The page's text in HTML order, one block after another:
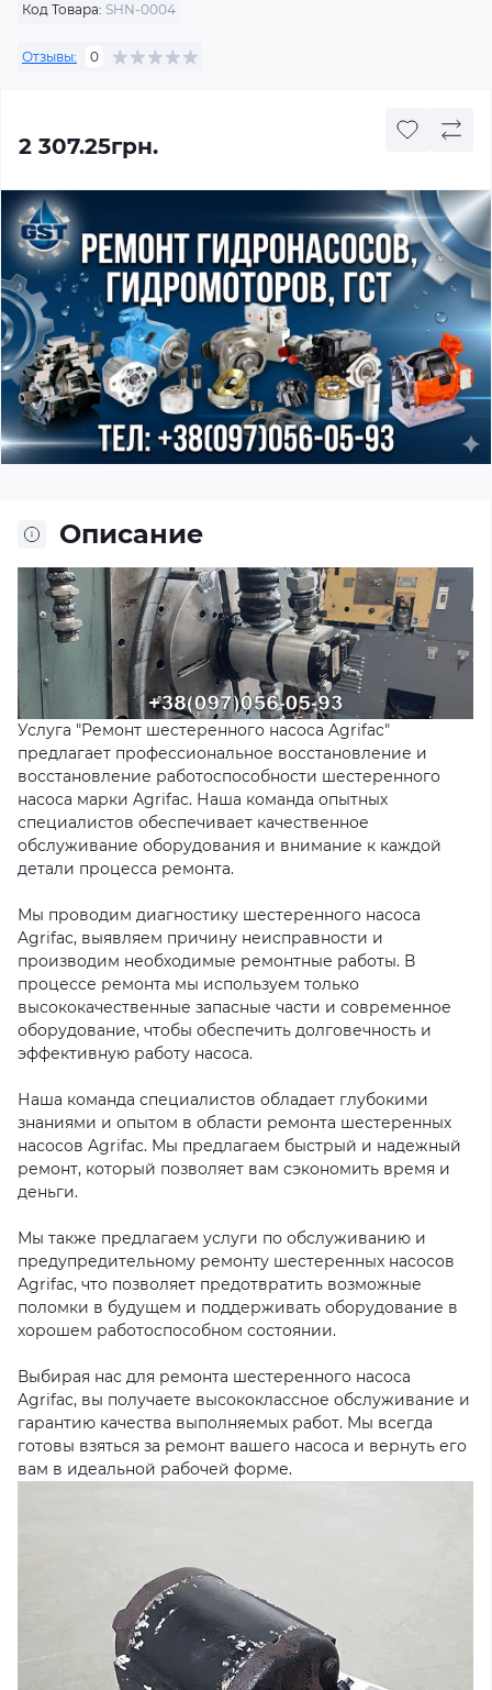
Код Товара: SHN-0004
Отзывы: 0
2 307.25грн.
Описание
Услуга "Ремонт шестеренного насоса Agrifac"
предлагает профессиональное восстановление и
восстановление работоспособности шестеренного
насоса марки Agrifac. Наша команда опытных
специалистов обеспечивает качественное
обслуживание оборудования и внимание к каждой
детали процесса ремонта.
Мы проводим диагностику шестеренного насоса
Agrifac, выявляем причину неисправности и
производим необходимые ремонтные работы. В
процессе ремонта мы используем только
высококачественные запасные части и современное
оборудование, чтобы обеспечить долговечность и
эффективную работу насоса.
Наша команда специалистов обладает глубокими
знаниями и опытом в области ремонта шестеренных
насосов Agrifac. Мы предлагаем быстрый и надежный
ремонт, который позволяет вам сэкономить время и
деньги.
Мы также предлагаем услуги по обслуживанию и
предупредительному ремонту шестеренных насосов
Agrifac, что позволяет предотвратить возможные
поломки в будущем и поддерживать оборудование в
хорошем работоспособном состоянии.
Выбирая нас для ремонта шестеренного насоса
Agrifac, вы получаете высококлассное обслуживание и
гарантию качества выполняемых работ. Мы всегда
готовы взяться за ремонт вашего насоса и вернуть его
вам в идеальной рабочей форме.